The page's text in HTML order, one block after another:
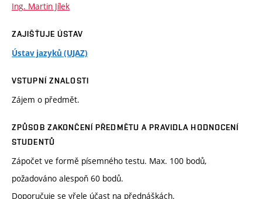
Ing. Martin Jílek
ZAJIŠŤUJE ÚSTAV
Ústav jazyků (UJAZ)
VSTUPNÍ ZNALOSTI
Zájem o předmět.
ZPŮSOB ZAKONČENÍ PŘEDMĚTU A PRAVIDLA HODNOCENÍ
STUDENTŮ
Zápočet ve formě písemného testu. Max. 100 bodů,
požadováno alespoň 60 bodů.
Doporučuje se vřele účast na přednáškách.